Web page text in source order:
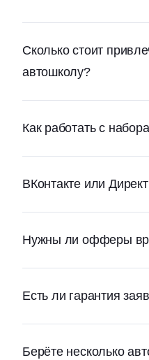
Сколько стоит
автошколу?
Как работать с
ВКонтакте или
Нужны ли офферы
Есть ли гарантия
Берёте несколько